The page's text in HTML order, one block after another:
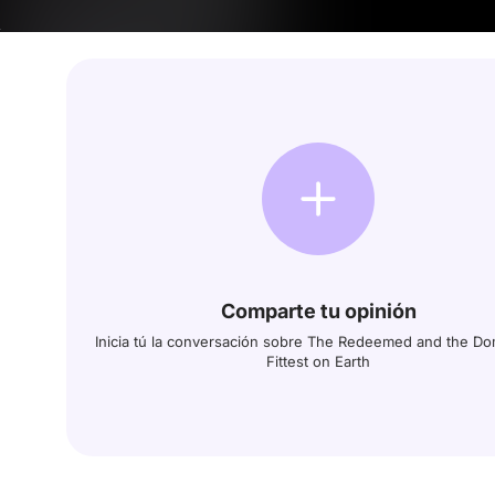
Comparte tu opinión
Inicia tú la conversación sobre The Redeemed and the
Fittest on Earth